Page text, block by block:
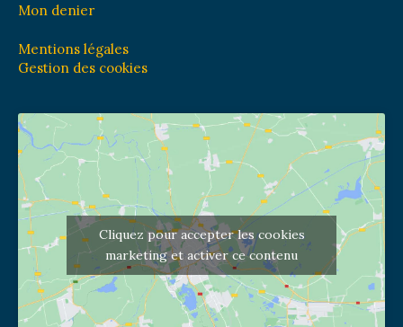
Mon denier
Mentions légales
Gestion des cookies
Cliquez pour accepter les cookies
marketing et activer ce contenu